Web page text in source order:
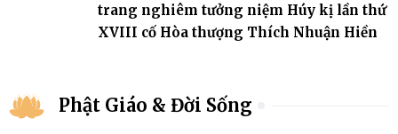
trang nghiêm tưởng niệm Húy kị lần thứ
XVIII cố Hòa thượng Thích Nhuận Hiền
Phật Giáo & Đời Sống